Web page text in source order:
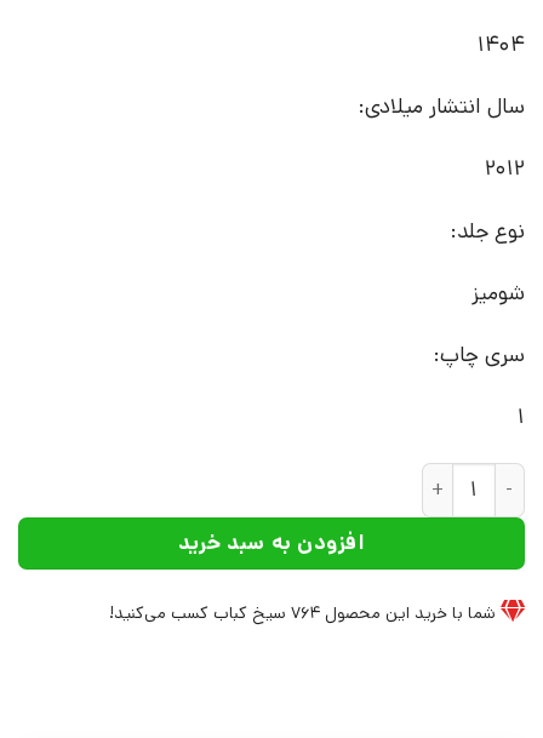
1404
سال انتشار میلادی:
2012
نوع جلد:
شومیز
سری چاپ:
1
کتاب سایکونوروایمنولوژی | انتشارات علم عدد
افزودن به سبد خرید
شما با خرید این محصول 764 سیخ کباب کسب می‌کنید!